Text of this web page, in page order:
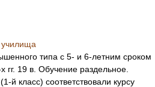
училища
типа с 5- и 6-летним сроком
гг. 19 в. Обучение раздельное.
й класс) соответствовали курсу